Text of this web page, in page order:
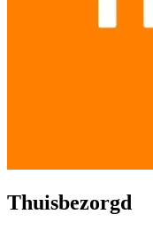
Thuisbezorgd